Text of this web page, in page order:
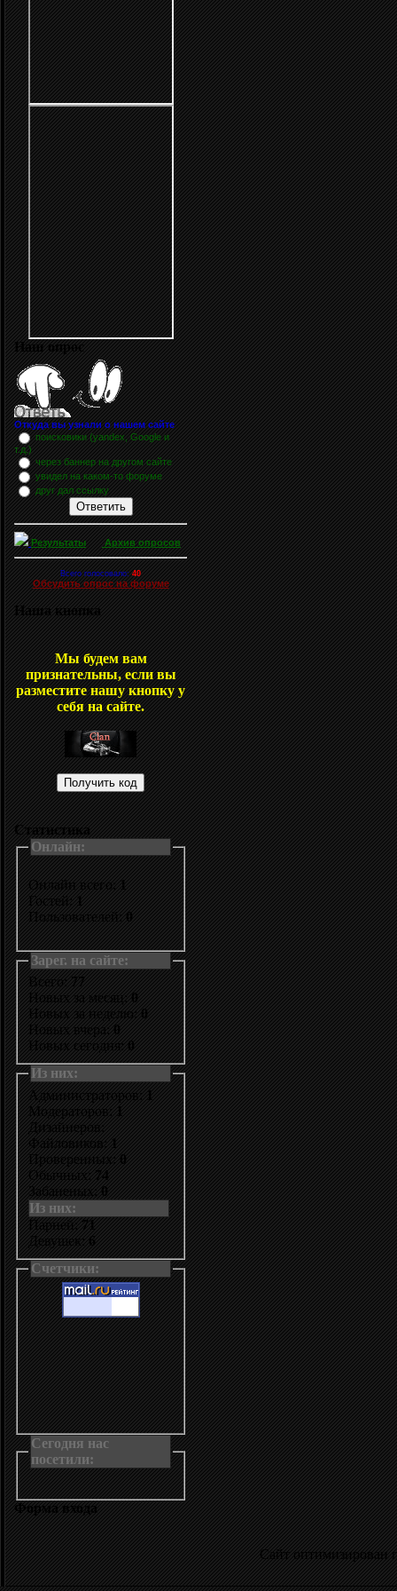
Наш опрос
Откуда вы узнали о нашем сайте
поисковики (yandex, Google и
т.д.)
через баннер на другом сайте
увидел на каком-то форуме
друг дал ссылку
Результаты Архив опросов
Всего голосовало: 40
Обсудить опрос на форуме
Наша кнопка
Мы будем вам
признательны, если вы
разместите нашу кнопку у
себя на сайте.
Статистика
Онлайн:
Онлайн всего:1
Гостей:1
Пользователей:0
Зарег. на сайте:
Всего:77
Новых за месяц:0
Новых за неделю:0
Новых вчера:0
Новых сегодня:0
Из них:
Администраторов:1
Модераторов:1
Дизайнеров:
Файловиков:1
Проверенных:0
Обычных:74
Забаненых:0
Из них:
Парней:71
Девушек:6
Счетчики:
Сегодня нас
посетили:
Форма входа
Сайт оптимизирован